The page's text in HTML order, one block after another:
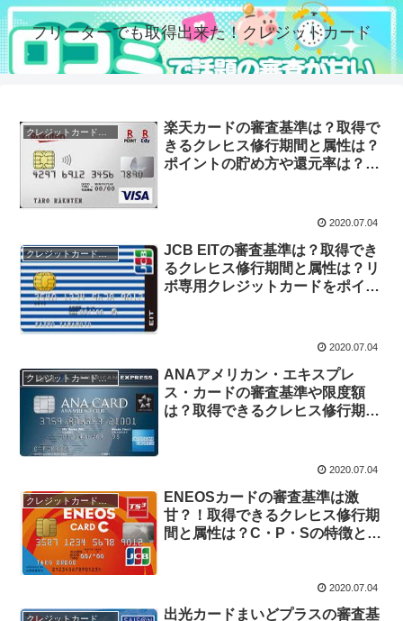
フリーターでも取得出来た！クレジットカード
楽天カードの審査基準は？取得で
きるクレヒス修行期間と属性は？
ポイントの貯め方や還元率は？在
2020.07.04
クレジットカードの審査
JCB EITの審査基準は？取得でき
るクレヒス修行期間と属性は？リ
ボ専用クレジットカードをポイン
2020.07.04
クレジットカードの審査
ANAアメリカン・エキスプレ
ス・カードの審査基準や限度額
は？取得できるクレヒス修行期間
2020.07.04
クレジットカードの審査
ENEOSカードの審査基準は激
甘？！取得できるクレヒス修行期
間と属性は？C・P・Sの特徴とメ
2020.07.04
出光カードまいどプラスの審査基